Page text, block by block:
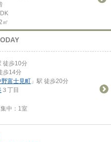
㎡
徒歩10分
歩14分
野富士見町 」駅 徒歩20分
３丁目
中： 1室